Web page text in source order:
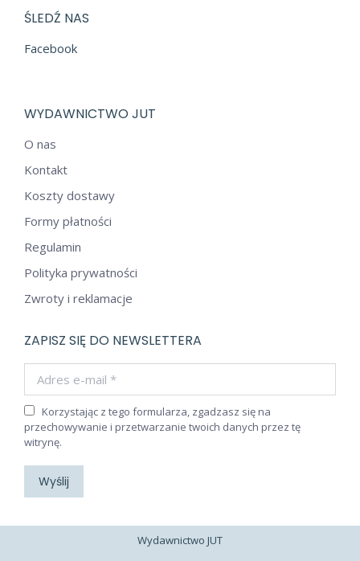
ŚLEDŹ NAS
Facebook
WYDAWNICTWO JUT
O nas
Kontakt
Koszty dostawy
Formy płatności
Regulamin
Polityka prywatności
Zwroty i reklamacje
ZAPISZ SIĘ DO NEWSLETTERA
Korzystając z tego formularza, zgadzasz się na
przechowywanie i przetwarzanie twoich danych przez tę
witrynę.
Wyślij
Wydawnictwo JUT